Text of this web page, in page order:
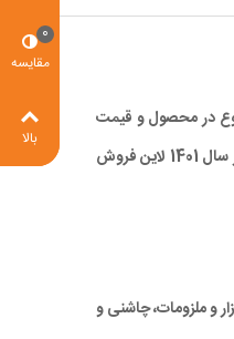
در محصول و قیمت
مناسب)، صرفه جویی در زمان و در نهایت کاهش ترددهای درون شهری، با ارائه کالاهای با کیفیت بالا و همچنین قیمتی مناسب و رقابتی ، با تجربه 28 سال کار فروشگاهی و پخش عمده کالا ، در سال 1401 لاین فروش
و ملزومات، چاشنی و
مقایسه
0
بالا